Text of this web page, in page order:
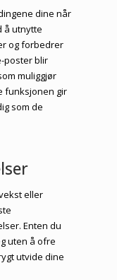
dine når
å utnytte
og forbedrer
poster blir
muliggjør
funksjonen gir
som de
eller
Enten du
uten å ofre
utvide dine